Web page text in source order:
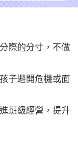
際的分寸，不做
子避開危機或面
班級經營，提升